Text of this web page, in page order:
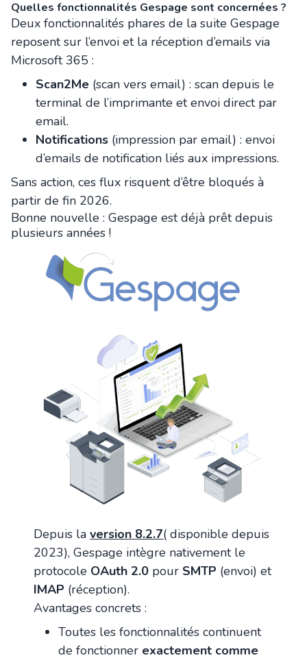
Quelles fonctionnalités Gespage sont concernées ?
Deux fonctionnalités phares de la suite Gespage
reposent sur l’envoi et la réception d’emails via
Microsoft 365 :
Scan2Me (scan vers email) : scan depuis le
terminal de l’imprimante et envoi direct par
email.
Notifications (impression par email) : envoi
d’emails de notification liés aux impressions.
Sans action, ces flux risquent d’être bloqués à
partir de fin 2026.
Bonne nouvelle : Gespage est déjà prêt depuis
plusieurs années !
Depuis laversion 8.2.7( disponible depuis
2023), Gespage intègre nativement le
protocole OAuth 2.0 pour SMTP (envoi) et
IMAP (réception).
Avantages concrets :
Toutes les fonctionnalités continuent
de fonctionner exactement comme